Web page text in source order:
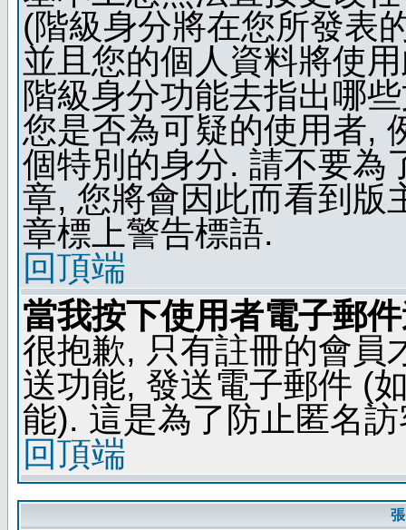
(階級身分將在您所發表
並且您的個人資料將使
階級身分功能去指出哪
您是否為可疑的使用者,
個特別的身分. 請不要為
章, 您將會因此而看到版
章標上警告標語.
回頂端
當我按下使用者電子郵
很抱歉, 只有註冊的會員
送功能, 發送電子郵件 (
能). 這是為了防止匿名
回頂端